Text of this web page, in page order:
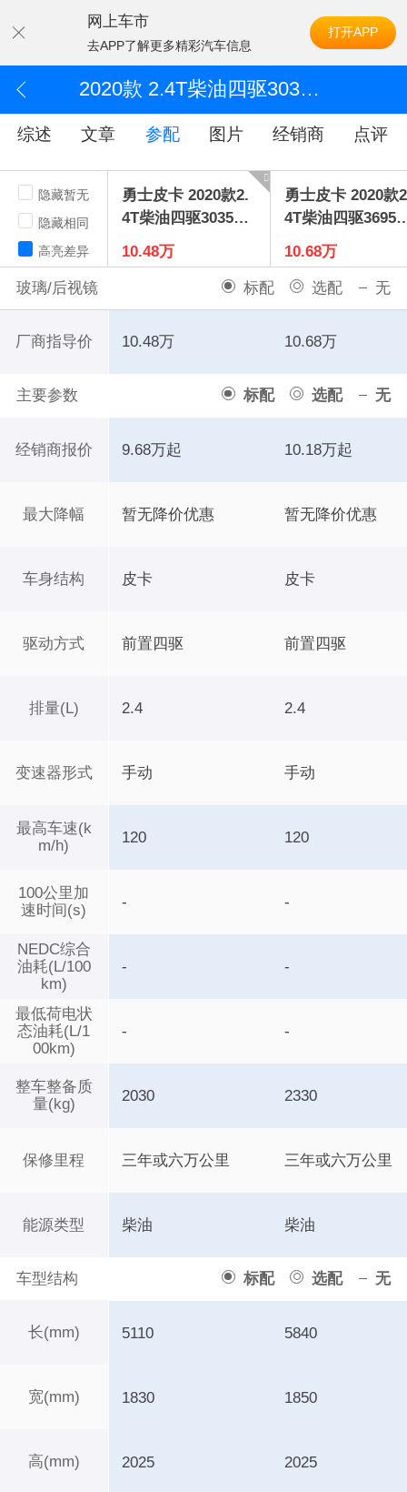
网上车市
去APP了解更多精彩汽车信息
打开APP
2020款 2.4T柴油四驱3035轴距分体单排YCY24140-60A
综述 文章 参配 图片 经销商 点评
隐藏暂无
隐藏相同
高亮差异
勇士皮卡 2020款2.
4T柴油四驱3035轴
距分体单排YCY241
40-60A
10.48万
勇士皮卡 2020款
4T柴油四驱3695
距分体双排
40-60A
10.68万
玻璃/后视镜 标配 选配 无
厂商指导价
主要参数 标配 选配 无
经销商报价
最大降幅
车身结构
驱动方式
排量(L)
变速器形式
最高车速(k
m/h)
100公里加
速时间(s)
NEDC综合
油耗(L/100
km)
最低荷电状
态油耗(L/1
00km)
整车整备质
量(kg)
保修里程
能源类型
车型结构 标配 选配 无
长(mm)
宽(mm)
高(mm)
10.48万 10.68万
9.68万起 10.18万起
暂无降价优惠 暂无降价优惠
皮卡 皮卡
前置四驱 前置四驱
2.4 2.4
手动 手动
120 120
- -
- -
- -
2030 2330
三年或六万公里 三年或六万公里
柴油 柴油
5110 5840
1830 1850
2025 2025